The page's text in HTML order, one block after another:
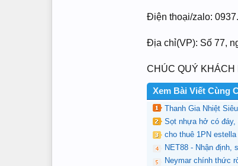
Điện thoại/zalo:
Địa chỉ(VP): Số 77,
CHÚC QUÝ KHÁCH
Xem Bài Viết Cùng
Thanh Gia Nhiệt
Sọt nhựa hở có đáy,
cho thuê 1PN estella
NET88 - Nhận định,
Neymar chính thức